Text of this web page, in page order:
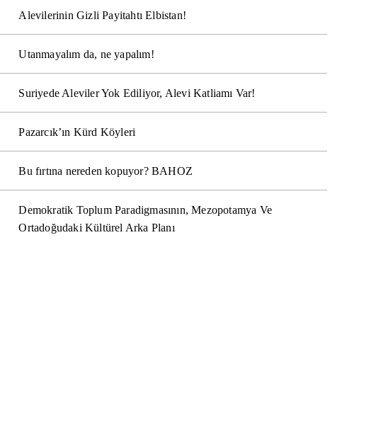
Alevilerinin Gizli Payitahtı Elbistan!
Utanmayalım da, ne yapalım!
Suriyede Aleviler Yok Ediliyor, Alevi Katliamı Var!
Pazarcık’ın Kürd Köyleri
Bu fırtına nereden kopuyor? BAHOZ
Demokratik Toplum Paradigmasının, Mezopotamya Ve
Ortadoğudaki Kültürel Arka Planı